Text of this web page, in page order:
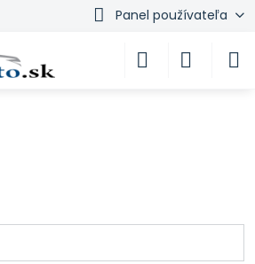
Panel používateľa